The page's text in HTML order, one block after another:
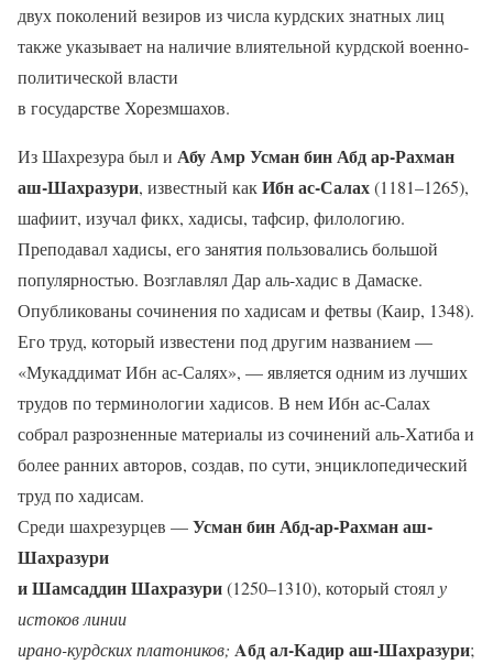
двух поколений везиров из числа курдских знатных лиц
также указывает на наличие влиятельной курдской военно-
политической власти
в государстве Хорезмшахов.
Из Шахрезура был и Абу Амр Усман бин Абд ар-Рахман
аш-Шахразури, известный какИбн ас-Салах(1181–1265),
шафиит, изучал фикх, хадисы, тафсир, филологию.
Преподавал хадисы, его занятия пользовались большой
популярностью. Возглавлял Дар аль-хадис в Дамаске.
Опубликованы сочинения по хадисам и фетвы (Каир, 1348).
Его труд, который известени под другим названием —
«Мукаддимат Ибн ас-Салях», — является одним из лучших
трудов по терминологии хадисов. В нем Ибн ас-Салах
собрал разрозненные материалы из сочинений аль-Хатиба и
более ранних авторов, создав, по сути, энциклопедический
труд по хадисам.
Среди шахрезурцев —Усман бин Абд-ар-Рахман аш-
Шахразури
и Шамсаддин Шахразури(1250–1310), который стоялу
истоков линии
ирано-курдских платоников; Aбд ал-Кадир аш-Шахразури;